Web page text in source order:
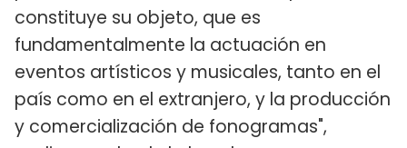
constituye su objeto, que es
fundamentalmente la actuación en
eventos artísticos y musicales, tanto en el
país como en el extranjero, y la producción
y comercialización de fonogramas",